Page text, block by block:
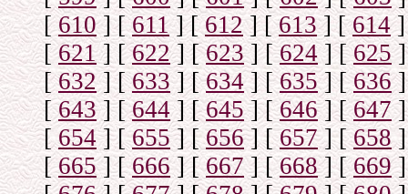
[610] [611] [612] [613] [614]
[621] [622] [623] [624] [ 625]
[632] [633] [634] [635] [636]
[643] [644] [645] [646] [647]
[654] [655] [656] [657] [658]
[665] [666] [667] [668] [669]